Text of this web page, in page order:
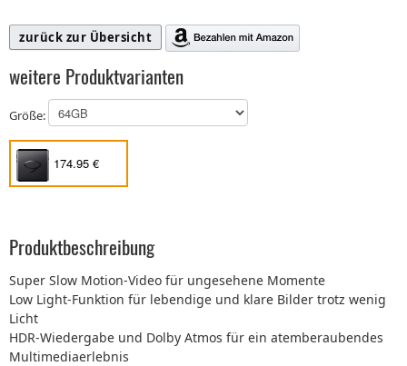
zurück zur Übersicht
weitere Produktvarianten
Größe:
174.95 €
Produktbeschreibung
Super Slow Motion-Video für ungesehene Momente
Low Light-Funktion für lebendige und klare Bilder trotz wenig
Licht
HDR-Wiedergabe und Dolby Atmos für ein atemberaubendes
Multimediaerlebnis